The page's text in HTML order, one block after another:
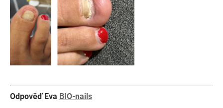
Odpověď Eva BIO-nails